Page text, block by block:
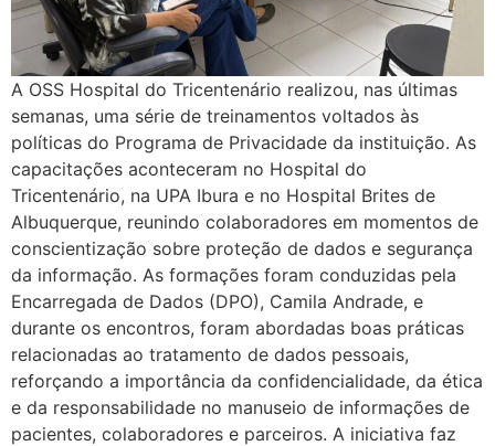
A OSS Hospital do Tricentenário realizou, nas últimas
semanas, uma série de treinamentos voltados às
políticas do Programa de Privacidade da instituição. As
capacitações aconteceram no Hospital do
Tricentenário, na UPA Ibura e no Hospital Brites de
Albuquerque, reunindo colaboradores em momentos de
conscientização sobre proteção de dados e segurança
da informação. As formações foram conduzidas pela
Encarregada de Dados (DPO), Camila Andrade, e
durante os encontros, foram abordadas boas práticas
relacionadas ao tratamento de dados pessoais,
reforçando a importância da confidencialidade, da ética
e da responsabilidade no manuseio de informações de
pacientes, colaboradores e parceiros. A iniciativa faz